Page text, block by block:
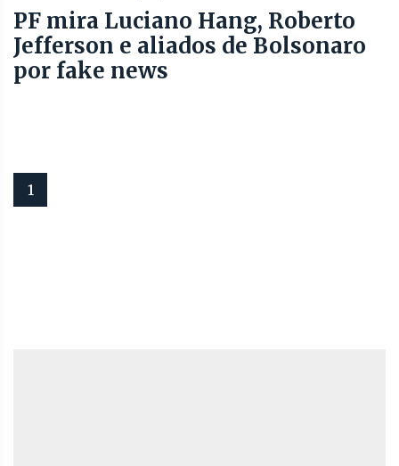
PF mira Luciano Hang, Roberto
Jefferson e aliados de Bolsonaro
por fake news
1